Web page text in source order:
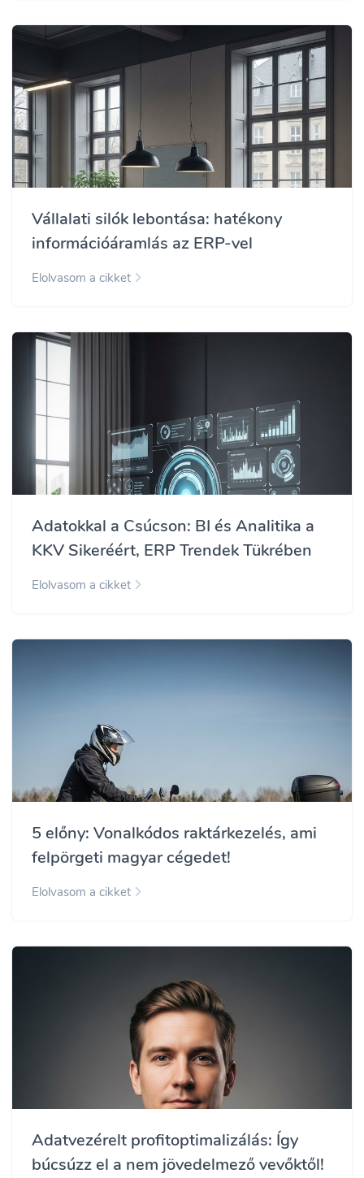
Vállalati silók lebontása: hatékony
információáramlás az ERP-vel
Elolvasom a cikket
Adatokkal a Csúcson: BI és Analitika a
KKV Sikeréért, ERP Trendek Tükrében
Elolvasom a cikket
5 előny: Vonalkódos raktárkezelés, ami
felpörgeti magyar cégedet!
Elolvasom a cikket
Adatvezérelt profitoptimalizálás: Így
búcsúzz el a nem jövedelmező vevőktől!